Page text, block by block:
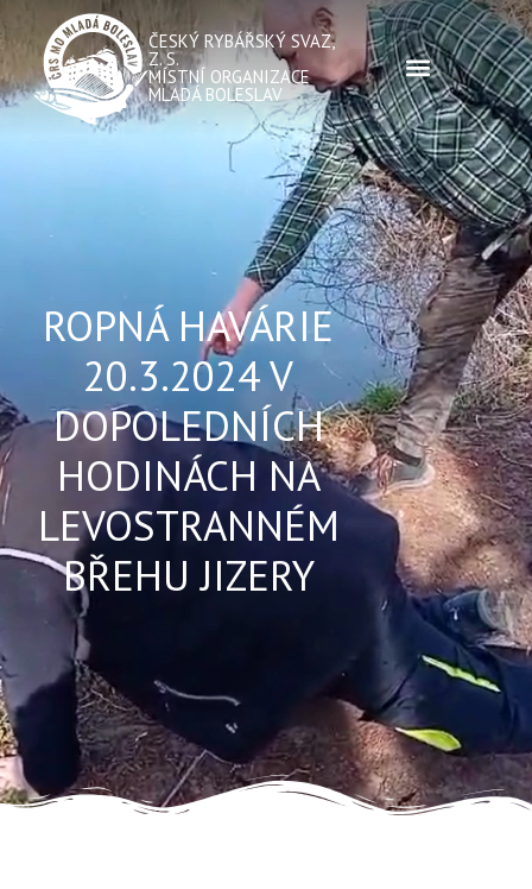
ČESKÝ RYBÁŘSKÝ SVAZ,
Z. S.
MÍSTNÍ ORGANIZACE
MLADÁ BOLESLAV
ROPNÁ HAVÁRIE
20.3.2024 V
DOPOLEDNÍCH
HODINÁCH NA
LEVOSTRANNÉM
BŘEHU JIZERY